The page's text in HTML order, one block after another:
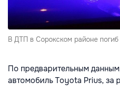
В ДТП в Сорокском районе погиб
По предварительным
автомобиль Toyota Prius, за